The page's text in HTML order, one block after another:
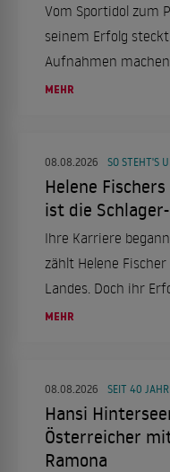
Vom Sportidol zum
seinem Erfolg
Aufnahmen
Weg verändert hat.
MEHR
08.08.2026 SO STEHT'S
Helene
ist die
Ihre Karriere
zählt Helene
Landes. Doch ihr
nur auf der Bühne.
MEHR
08.08.2026 SEIT 40
Hansi
Österreicher
Ramona